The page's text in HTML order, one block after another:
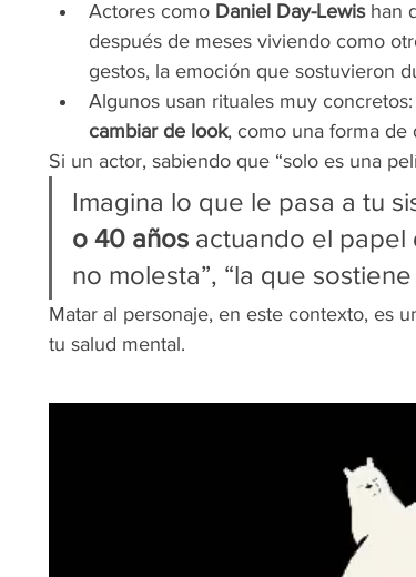
Actores como Daniel Day-Lewis han
después de meses viviendo como
gestos, la emoción que sostuvieron
Algunos usan rituales muy concretos:
cambiar de look, como una forma de
Si un actor, sabiendo que “solo es una
Imagina lo que le pasa a tu
o 40 años actuando el papel
no molesta”, “la que
Matar al personaje, en este contexto, es
tu salud mental.